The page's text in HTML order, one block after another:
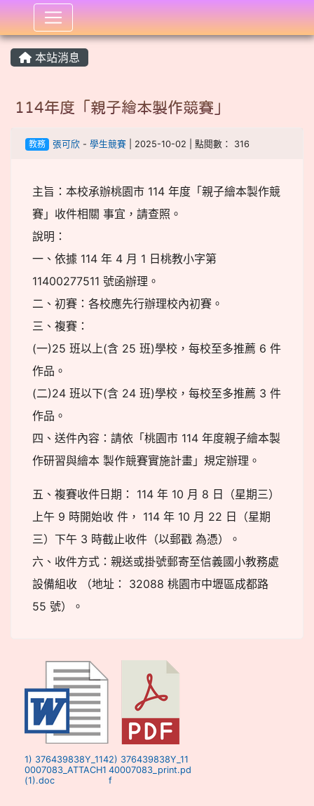
:::
本站消息
114年度「親子繪本製作競賽」
教務 張可欣- 學生競賽| 2025-10-02 | 點閱數： 316
主旨：本校承辦桃園市 114 年度「親子繪本製作競
賽」收件相關 事宜，請查照。
說明：
一、依據 114 年 4 月 1 日桃教小字第
11400277511 號函辦理。
二、初賽：各校應先行辦理校內初賽。
三、複賽：
(一)25 班以上(含 25 班)學校，每校至多推薦 6 件
作品。
(二)24 班以下(含 24 班)學校，每校至多推薦 3 件
作品。
四、送件內容：請依「桃園市 114 年度親子繪本製
作研習與繪本 製作競賽實施計畫」規定辦理。
五、複賽收件日期： 114 年 10 月 8 日（星期三）
上午 9 時開始收 件， 114 年 10 月 22 日（星期
三）下午 3 時截止收件（以郵戳 為憑）。
六、收件方式：親送或掛號郵寄至信義國小教務處
設備組收 （地址： 32088 桃園市中壢區成都路
55 號）。
1) 376439838Y_114
0007083_ATTACH1
(1).doc
2) 376439838Y_11
40007083_print.pd
f